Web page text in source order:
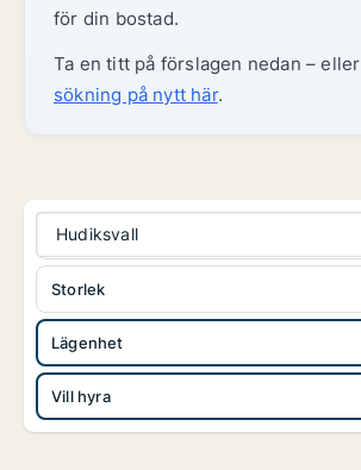
för din bostad.
Ta en titt på förslagen nedan – eller
sökning på nytt här.
Hudiksvall
Lägenhet
Vill hyra
Storlek